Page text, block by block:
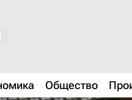
Общество